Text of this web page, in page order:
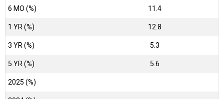
6 MO (%) 11.4
1 YR (%) 12.8
3 YR (%) 5.3
5 YR (%) 5.6
2025 (%)